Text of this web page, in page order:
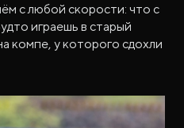
с любой скорости: что с
играешь в старый
компе, у которого сдохли